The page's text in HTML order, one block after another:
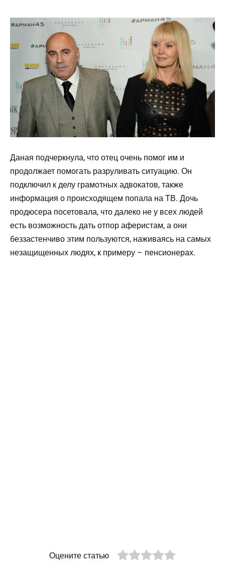
Даная подчеркнула, что отец очень помог им и
продолжает помогать разруливать ситуацию. Он
подключил к делу грамотных адвокатов, также
информация о происходящем попала на ТВ. Дочь
продюсера посетовала, что далеко не у всех людей
есть возможность дать отпор аферистам, а они
беззастенчиво этим пользуются, наживаясь на самых
незащищенных людях, к примеру – пенсионерах.
Оцените статью